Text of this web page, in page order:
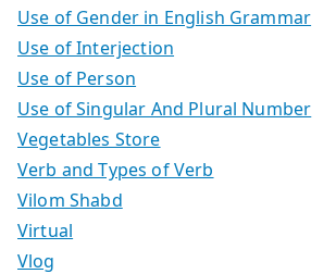
Use of Gender in English Grammar
Use of Interjection
Use of Person
Use of Singular And Plural Number
Vegetables Store
Verb and Types of Verb
Vilom Shabd
Virtual
Vlog